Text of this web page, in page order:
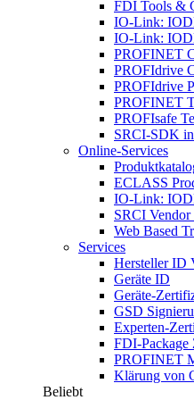
FDI Tools &
IO-Link:
IO-Link:
PROFINET
PROFIdrive
PROFIdrive
PROFINET
PROFIsafe
SRCI-SDK
Online-Services
ECLASS
IO-Link:
SRCI Vendor
Web Based
Services
Hersteller ID
Geräte ID
Geräte-
GSD
Experten-
FDI-
PROFINET
Klärung von
Beliebt